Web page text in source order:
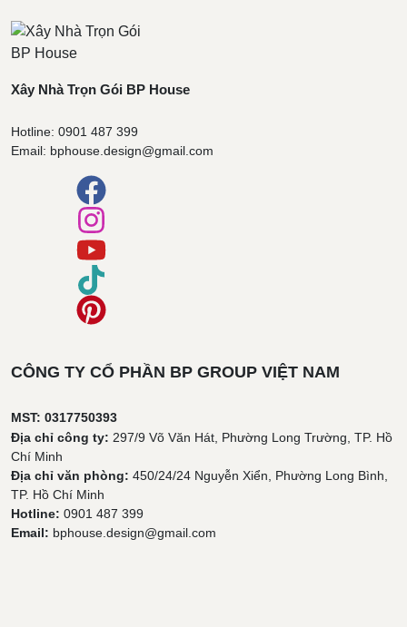
Xây Nhà Trọn Gói BP House
Hotline: 0901 487 399
Email: bphouse.design@gmail.com
CÔNG TY CỔ PHẦN BP GROUP VIỆT NAM
MST: 0317750393
Địa chỉ công ty: 297/9 Võ Văn Hát, Phường Long Trường, TP. Hồ
Chí Minh
Địa chỉ văn phòng: 450/24/24 Nguyễn Xiển, Phường Long Bình,
TP. Hồ Chí Minh
Hotline: 0901 487 399
Email: bphouse.design@gmail.com